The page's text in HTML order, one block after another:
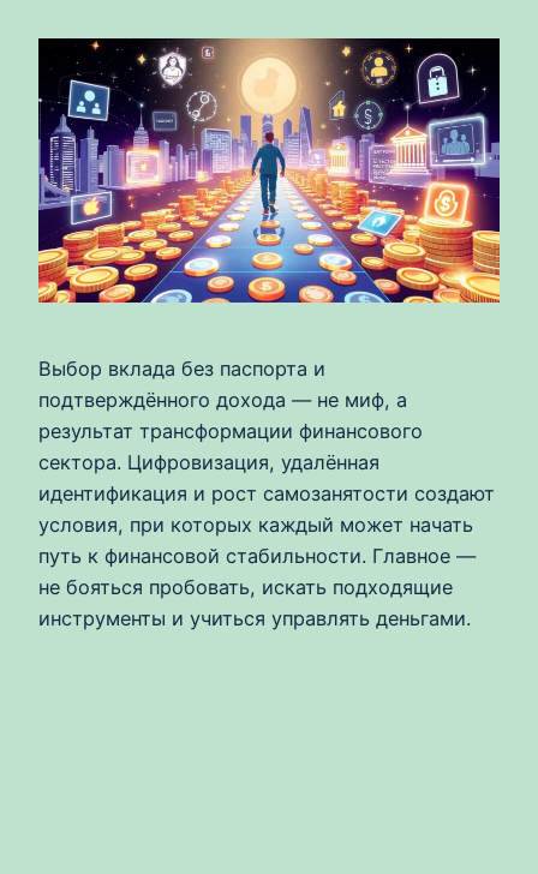
Выбор вклада без паспорта и
подтверждённого дохода — не миф, а
результат трансформации финансового
сектора. Цифровизация, удалённая
идентификация и рост самозанятости создают
условия, при которых каждый может начать
путь к финансовой стабильности. Главное —
не бояться пробовать, искать подходящие
инструменты и учиться управлять деньгами.